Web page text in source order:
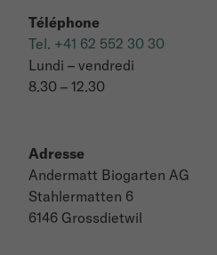
Téléphone
Tel. +41 62 552 30 30
Lundi – vendredi
8.30 – 12.30
Adresse
Andermatt Biogarten AG
Stahlermatten 6
6146 Grossdietwil